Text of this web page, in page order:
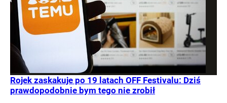
Rojek zaskakuje po 19 latach OFF Festivalu: Dziś
prawdopodobnie bym tego nie zrobił